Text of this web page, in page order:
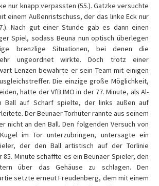
nur knapp verpassten (55.). Gatzke versuchte
einem Außenristschuss, der das linke Eck nur
Nach gut einer Stunde gab es dann einen
Spiel, sodass Beuna nun optisch überlegen
brenzlige Situationen, bei denen die
ungeordnet wirkte. Doch trotz einer
Lenzen bewahrte er sein Team mit einigen
Die einzige große Möglichkeit,
hatte der VfB IMO in der 77. Minute, als Al-
Ball auf Scharf spielte, der links außen auf
Der Beunaer Torhüter rannte aus seinem
nicht an den Ball. Den folgenden Versuch von
im Tor unterzubringen, untersagte ein
der den Ball artistisch auf der Torlinie
85. Minute schaffte es ein Beunaer Spieler, den
über das Gehäuse zu schlagen. Den
setzte erneut Freudenberg, dem mit einem